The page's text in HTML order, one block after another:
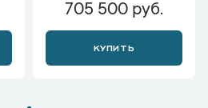
705 500 руб.
КУПИТЬ